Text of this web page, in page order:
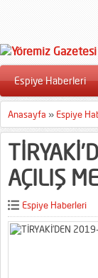
Espiye Haberleri
Anasayfa » Espiye
AÇILIŞ
Espiye Haberleri